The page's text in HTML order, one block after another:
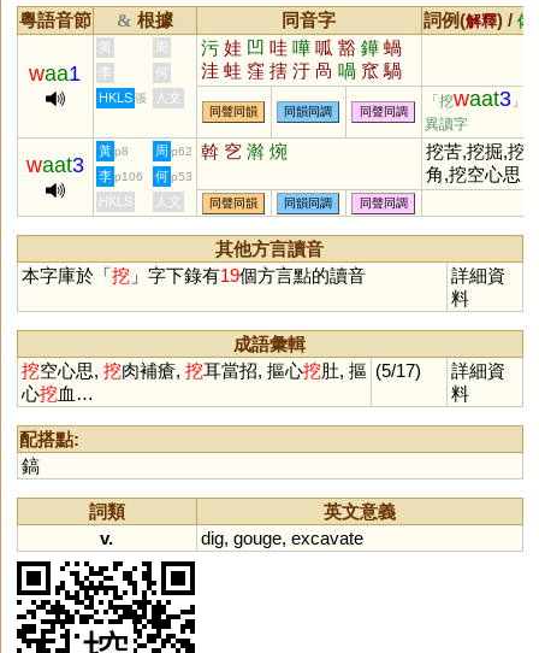
粵語音節 & 根據 同音字 詞例(解釋) / 備
waa1
黃 周 污 娃 凹 哇 嘩 呱 豁 鏵 蝸
洼 蛙 窪 搳 汙 咼 喎 窊 騧
李
何
HKLS 張 人文
同聲同韻 同韻同調 同聲同調
「挖waat3 」
異讀字
waat3
黃 p8 周 p62 斡 穵 濣 焥
挖苦,挖掘,挖
角,挖空心思
李 p106 何 p53
HKLS 人文 同聲同韻 同韻同調 同聲同調
其他方言讀音
本字庫於「挖」字下錄有19個方言點的讀音
詳細資
料
成語彙輯
挖空心思, 挖肉補瘡, 挖耳當招, 摳心挖肚, 摳
心挖血…
(5/17)
詳細資
料
配搭點:
鎬
詞類
英文意義
v.
dig, gouge, excavate